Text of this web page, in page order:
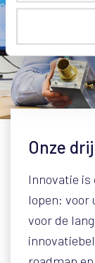
Onze
Innovatie
lopen: voor
voor de